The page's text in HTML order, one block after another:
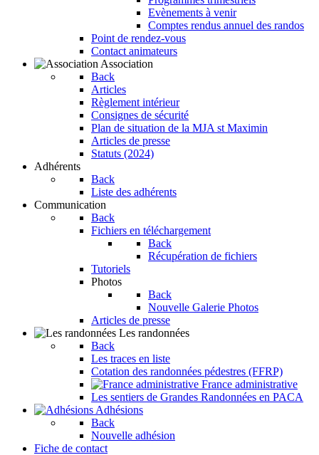
Evènements à venir
Comptes rendus annuel des randos
Point de rendez-vous
Contact animateurs
Association
Back
Articles
Règlement intérieur
Consignes de sécurité
Plan de situation de la MJA st Maximin
Articles de presse
Statuts (2024)
Adhérents
Back
Liste des adhérents
Communication
Back
Fichiers en téléchargement
Back
Récupération de fichiers
Tutoriels
Photos
Back
Nouvelle Galerie Photos
Articles de presse
Les randonnées
Back
Les traces en liste
Cotation des randonnées pédestres (FFRP)
France administrative
Les sentiers de Grandes Randonnées en PACA
Adhésions
Back
Nouvelle adhésion
Fiche de contact